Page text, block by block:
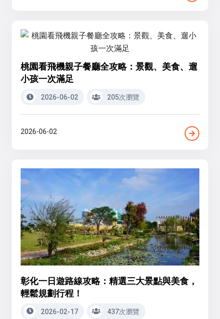
桃園看飛機親子餐廳全攻略：景觀、美食、遛
小孩一次滿足
2026-06-02 205次瀏覽
2026-06-02
彰化一日遊路線攻略：精選三大景點與美食，
輕鬆規劃行程！
2026-02-17 437次瀏覽